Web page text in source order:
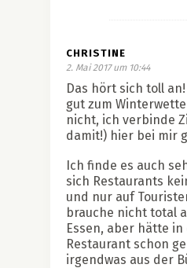
CHRISTINE
2. Mai 2017 um 10:44
Das hört sich toll
gut zum
nicht, ich verbinde
damit!) hier bei mir
Ich finde es auch
sich Restaurants
und nur auf
brauche nicht total
Essen, aber hätte in
Restaurant schon
irgendwas aus der